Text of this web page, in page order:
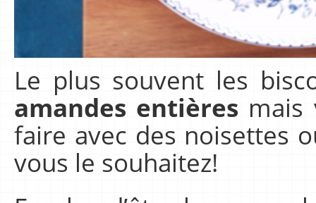
Le plus souvent les
amandes entières mais
faire avec des noisettes
vous le souhaitez!